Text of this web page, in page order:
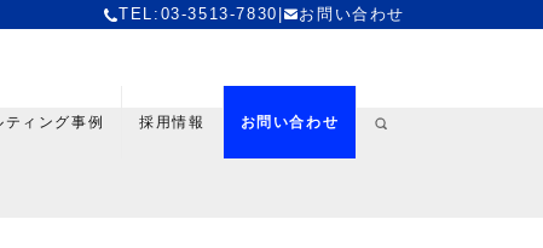
TEL:03-3513-7830 お問い合わせ
ティング事例 採用情報 お問い合わせ